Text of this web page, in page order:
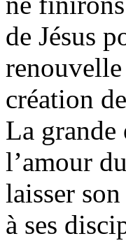
de Jésus
création
La grande
l’amour
laisser
à ses